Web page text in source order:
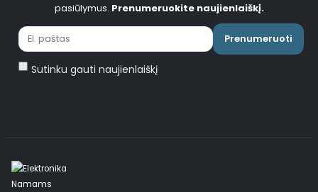
pasiūlymus. Prenumeruokite naujienlaiškį.
Prenumeruoti
Sutinku gauti naujienlaiškį